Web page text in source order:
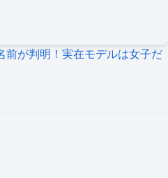
前が判明！実在モデルは女子だ